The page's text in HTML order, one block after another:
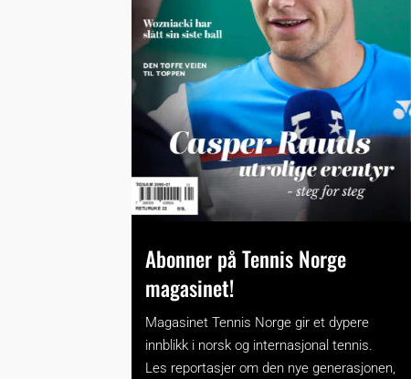
Abonner på Tennis Norge
magasinet!
Magasinet Tennis Norge gir et dypere
innblikk i norsk og internasjonal tennis.
Les reportasjer om den nye generasjonen,